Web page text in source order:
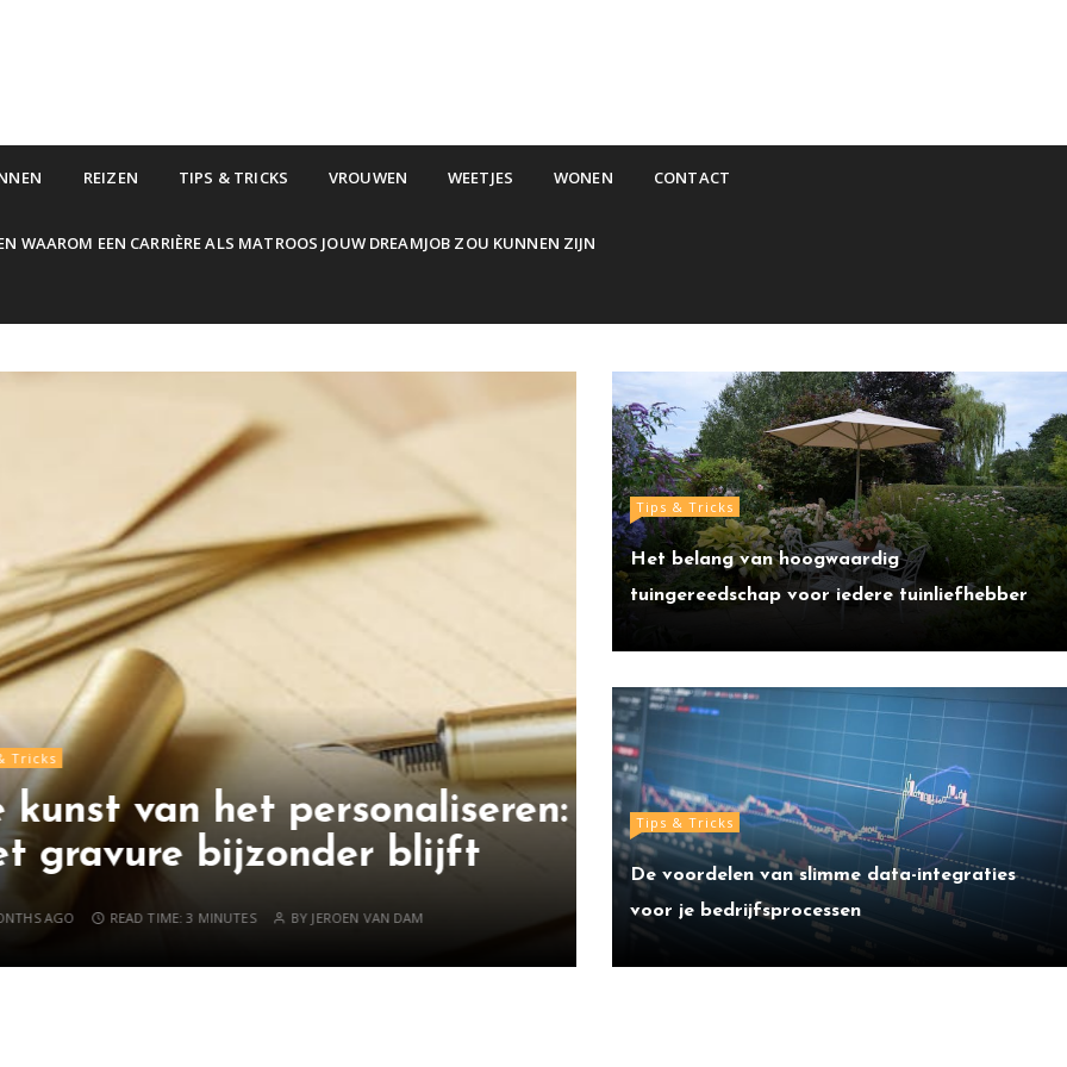
REIZEN TIPS & TRICKS VROUWEN WEETJES WONEN CONTACT
WAAROM EEN CARRIÈRE ALS MATROOS JOUW DREAMJOB ZOU KUNNEN ZIJN
waarom een pen
Wonen
Handige weetjes die
stuk makkelijker
1 YEAR AGO READ TIME:2 MINUTES BYJEROEN VAN
Tips & Tricks
Het belang van hoogwaardig
tuingereedschap voor iedere tuinliefhebber
Tips & Tricks
De voordelen van slimme data-integraties
voor je bedrijfsprocessen